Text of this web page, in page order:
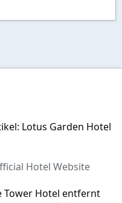
Lotus Garden Hotel
Hotel Website
Tower Hotel entfernt